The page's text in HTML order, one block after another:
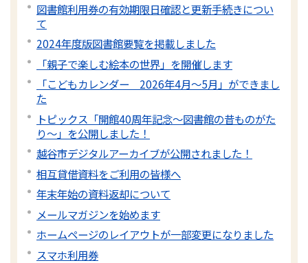
図書館利用券の有効期限日確認と更新手続きについ
て
2024年度版図書館要覧を掲載しました
「親子で楽しむ絵本の世界」を開催します
「こどもカレンダー 2026年4月～5月」ができまし
た
トピックス「開館40周年記念～図書館の昔ものがた
り～」を公開しました！
越谷市デジタルアーカイブが公開されました！
相互貸借資料をご利用の皆様へ
年末年始の資料返却について
メールマガジンを始めます
ホームページのレイアウトが一部変更になりました
スマホ利用券